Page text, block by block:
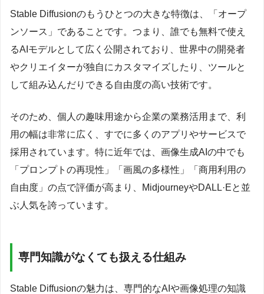
Stable Diffusionのもうひとつの大きな特徴は、「オープ
ンソース」であることです。つまり、誰でも無料で使え
るAIモデルとして広く公開されており、世界中の開発者
やクリエイターが独自にカスタマイズしたり、ツールと
して組み込んだりできる自由度の高い技術です。
そのため、個人の趣味用途から企業の業務活用まで、利
用の幅は非常に広く、すでに多くのアプリやサービスで
採用されています。特に近年では、画像生成AIの中でも
「プロンプトの再現性」「画風の多様性」「商用利用の
自由度」の点で評価が高まり、MidjourneyやDALL·Eと並
ぶ人気を誇っています。
専門知識がなくても扱える仕組み
Stable Diffusionの魅力は、専門的なAIや画像処理の知識